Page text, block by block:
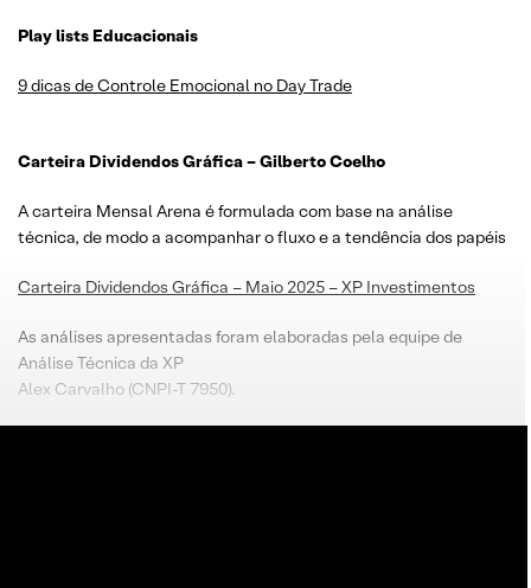
Play lists Educacionais
9 dicas de Controle Emocional no Day Trade
Carteira Dividendos Gráfica – Gilberto Coelho
A carteira Mensal Arena é formulada com base na análise
técnica, de modo a acompanhar o fluxo e a tendência dos papéis
Carteira Dividendos Gráfica – Maio 2025 – XP Investimentos
As análises apresentadas foram elaboradas pela equipe de
Análise Técnica da XP
Alex Carvalho (CNPI-T 7950).